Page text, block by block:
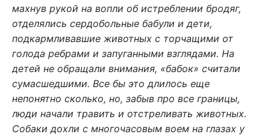
махнув рукой на вопли об истреблении бродяг,
отделялись сердобольные бабули и дети,
подкармливавшие животных с торчащими от
голода ребрами и запуганными взглядами. На
детей не обращали внимания, «бабок» считали
сумасшедшими. Все бы это длилось еще
непонятно сколько, но, забыв про все границы,
люди начали травить и отстреливать животных.
Собаки дохли с многочасовым воем на глазах у